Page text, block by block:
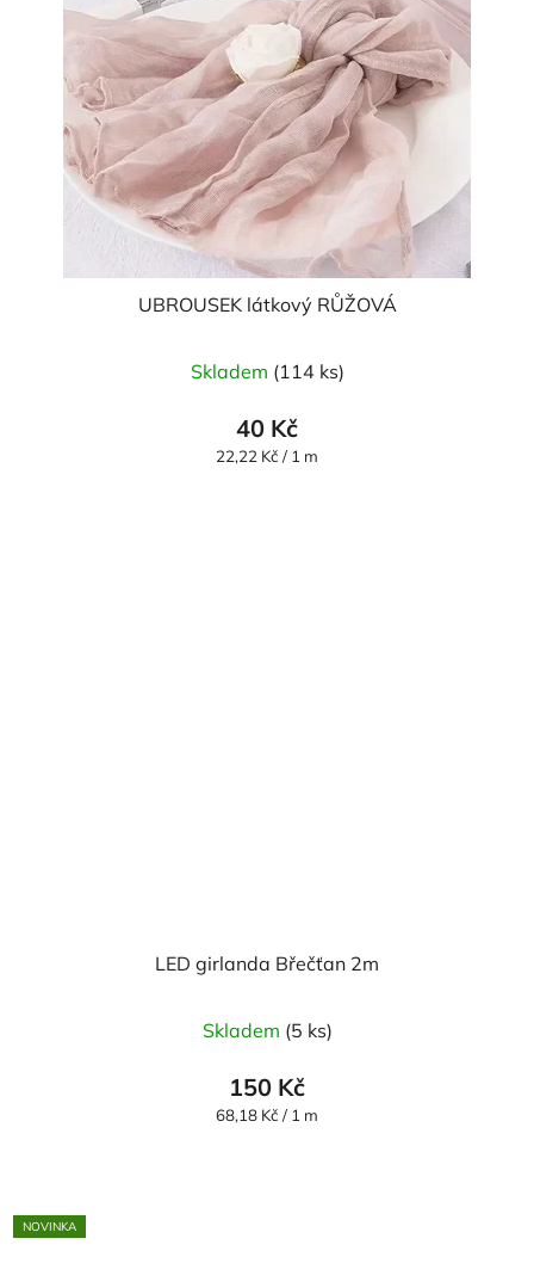
UBROUSEK látkový RŮŽOVÁ
Skladem (114 ks)
40 Kč
Měrná
22,22 Kč / 1 m
LED girlanda Břečťan 2m
Skladem (5 ks)
150 Kč
Měrná
68,18 Kč / 1 m
NOVINKA